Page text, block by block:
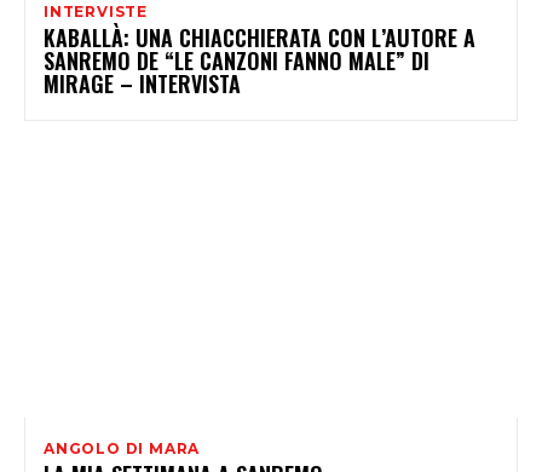
INTERVISTE
KABALLÀ: UNA CHIACCHIERATA CON L’AUTORE A
SANREMO DE “LE CANZONI FANNO MALE” DI
MIRAGE – INTERVISTA
ANGOLO DI MARA